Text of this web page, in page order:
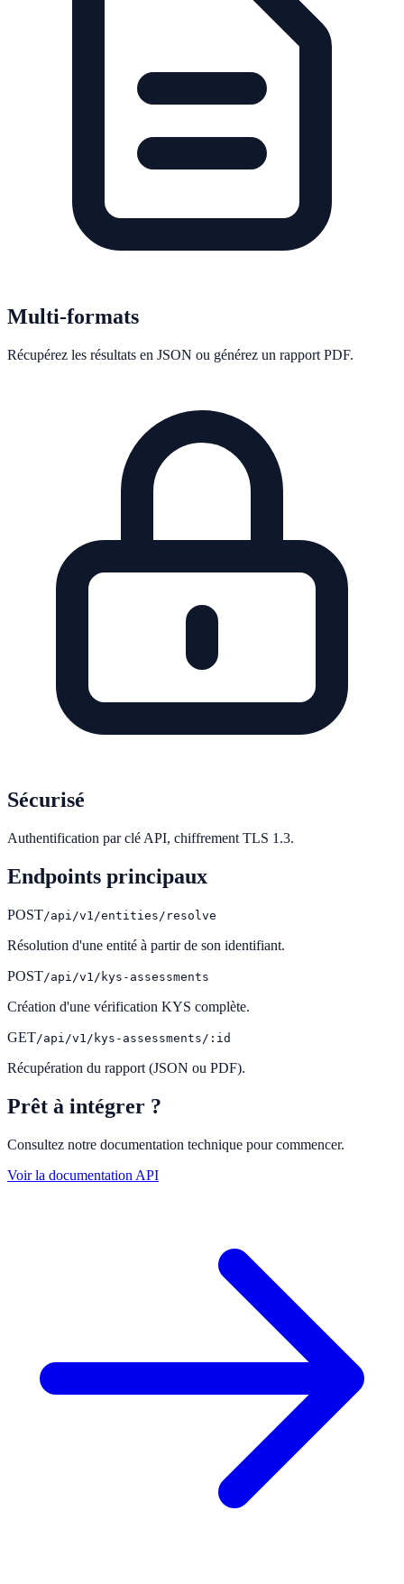
Multi-formats
Récupérez les résultats en JSON ou générez un rapport PDF.
Sécurisé
Authentification par clé API, chiffrement TLS 1.3.
Endpoints principaux
POST/api/v1/entities/resolve
Résolution d'une entité à partir de son identifiant.
POST/api/v1/kys-assessments
Création d'une vérification KYS complète.
GET/api/v1/kys-assessments/:id
Récupération du rapport (JSON ou PDF).
Prêt à intégrer ?
Consultez notre documentation technique pour commencer.
Voir la documentation API